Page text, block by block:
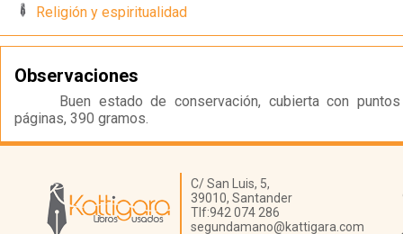
Religión y espiritualidad
Observaciones
Buen estado de conservación, cubierta con
páginas, 390 gramos.
Librería Kattigara
C/ San Luis, 5,
39010, Santander
Tlf:942 074 286
segundamano@kattigara.com